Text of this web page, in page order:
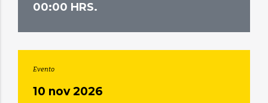
00:00 HRS.
Evento
10 nov 2026